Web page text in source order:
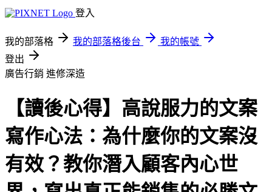
登入
我的部落格 我的部落格後台
我的帳號
登出
廣告行銷 進修深造
【讀後心得】高說服力的文案
寫作心法：為什麼你的文案沒
有效？教你潛入顧客內心世